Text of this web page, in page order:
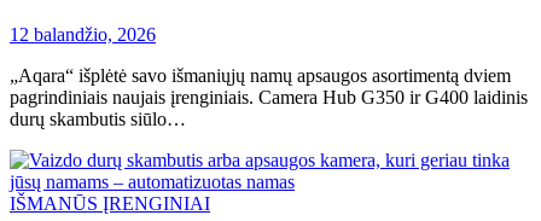
12 balandžio, 2026
„Aqara“ išplėtė savo išmaniųjų namų apsaugos asortimentą dviem
pagrindiniais naujais įrenginiais. Camera Hub G350 ir G400 laidinis
durų skambutis siūlo…
IŠMANŪS ĮRENGINIAI